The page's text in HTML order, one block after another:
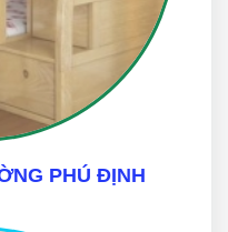
PHÚ ĐỊNH